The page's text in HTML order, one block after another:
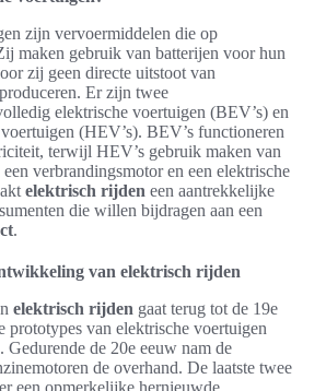
zijn vervoermiddelen die op
maken gebruik van batterijen voor hun
zij geen directe uitstoot van
Er zijn twee
elektrische voertuigen (BEV’s) en
(HEV’s). BEV’s functioneren
terwijl HEV’s gebruik maken van
verbrandingsmotor en een elektrische
elektrisch rijden een aantrekkelijke
die willen bijdragen aan een
.
van elektrisch rijden
elektrisch rijden gaat terug tot de 19e
prototypes van elektrische voertuigen
de 20e eeuw nam de
de overhand. De laatste twee
een opmerkelijke hernieuwde